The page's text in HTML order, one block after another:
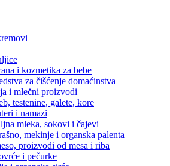
i kozmetika za bebe
za čišćenje domaćinstva
i mlečni proizvodi
testenine, galete, kore
i namazi
mleka, sokovi i čajevi
mekinje i organska palenta
proizvodi od mesa i riba
i pečurke